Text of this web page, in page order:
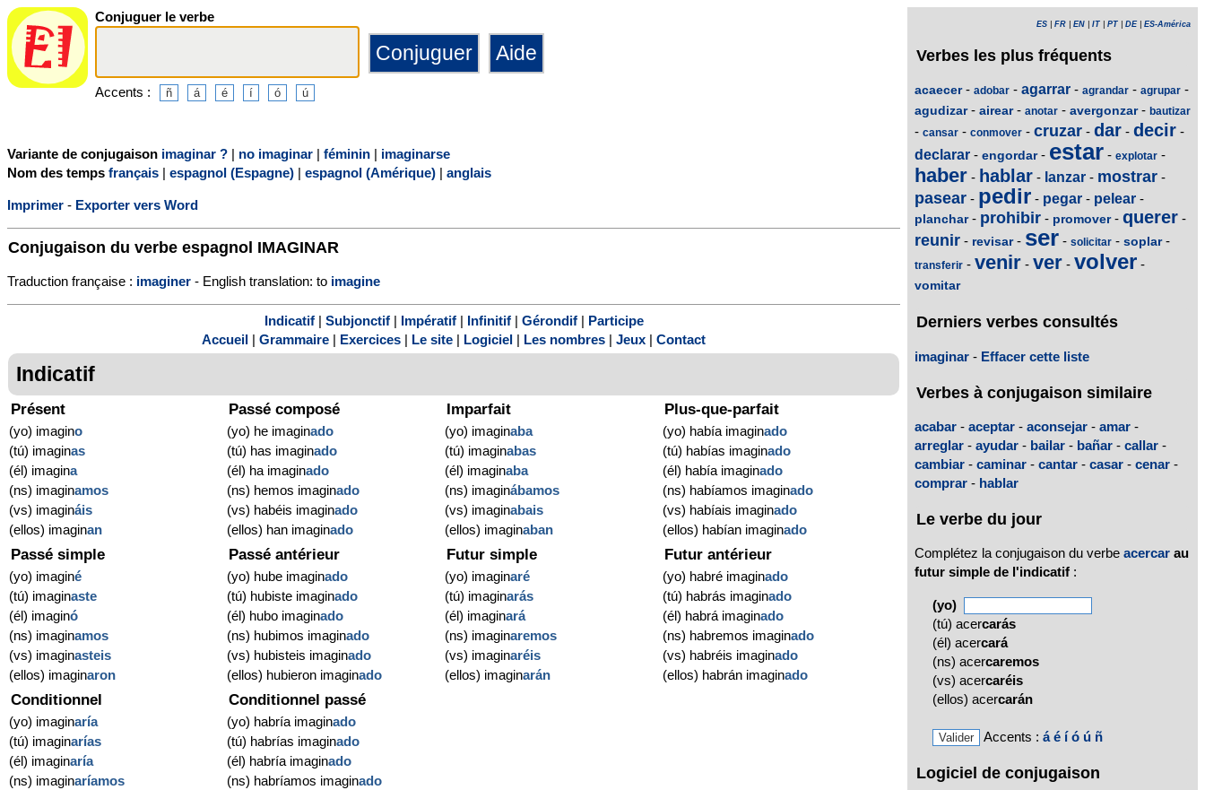
Conjuguer le verbe
Accents :
Variante de conjugaison imaginar ? | no imaginar | féminin | imaginarse
Nom des temps français | espagnol (Espagne) | espagnol (Amérique) | anglais
Imprimer - Exporter vers Word
Conjugaison du verbe espagnol IMAGINAR
Traduction française : imaginer - English translation: to imagine
Indicatif| Subjonctif| Impératif| Infinitif| Gérondif|
Participe
Accueil
Grammaire Exercices Le site Logiciel Les nombres Jeux Contact
Indicatif
Présent
(yo) imagino
(tú) imaginas
(él) imagina
(ns) imaginamos
(vs) imagináis
(ellos) imaginan
Passé composé
(yo) he imaginado
(tú) has imaginado
(él) ha imaginado
(ns) hemos imaginado
(vs) habéis imaginado
(ellos) han imaginado
Imparfait
(yo) imaginaba
(tú) imaginabas
(él) imaginaba
(ns) imaginábamos
(vs) imaginabais
(ellos) imaginaban
Plus-que-parfait
(yo) había imaginado
(tú) habías imaginado
(él) había imaginado
(ns) habíamos imaginado
(vs) habíais imaginado
(ellos) habían imaginado
Passé simple
(yo) imaginé
(tú) imaginaste
(él) imaginó
(ns) imaginamos
(vs) imaginasteis
(ellos) imaginaron
Passé antérieur
(yo) hube imaginado
(tú) hubiste imaginado
(él) hubo imaginado
(ns) hubimos imaginado
(vs) hubisteis imaginado
(ellos) hubieron imaginado
Futur simple
(yo) imaginaré
(tú) imaginarás
(él) imaginará
(ns) imaginaremos
(vs) imaginaréis
(ellos) imaginarán
Futur antérieur
(yo) habré imaginado
(tú) habrás imaginado
(él) habrá imaginado
(ns) habremos imaginado
(vs) habréis imaginado
(ellos) habrán imaginado
Conditionnel
(yo) imaginaría
(tú) imaginarías
(él) imaginaría
(ns) imaginaríamos
Conditionnel passé
(yo) habría imaginado
(tú) habrías imaginado
(él) habría imaginado
(ns) habríamos imaginado
ES FR EN IT PT DE| ES-América
Verbes les plus fréquents
acaecer- adobar - agarrar - agrandar - agrupar -
agudizar- airear- anotar - avergonzar- bautizar
- cansar - conmover - cruzar - dar - decir -
declarar - engordar- estar - explotar -
haber - hablar - lanzar - mostrar -
pasear - pedir - pegar - pelear -
planchar- prohibir - promover- querer -
reunir - revisar- ser - solicitar - soplar-
transferir - venir - ver - volver -
vomitar
Derniers verbes consultés
imaginar - Effacer cette liste
Verbes à conjugaison similaire
acabar - aceptar - aconsejar - amar -
arreglar - ayudar - bailar - bañar - callar -
cambiar - caminar - cantar - casar - cenar -
comprar - hablar
Le verbe du jour
Complétez la conjugaison du verbe acercar au
futur simple de l'indicatif :
(yo)
(tú) acercarás
(él) acercará
(ns) acercaremos
(vs) acercaréis
(ellos) acercarán
Accents : á é í ó ú ñ
Logiciel de conjugaison